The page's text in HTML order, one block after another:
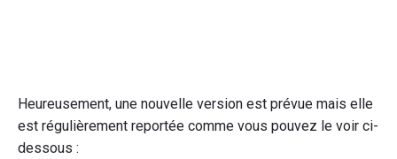
Heureusement, une nouvelle version est prévue mais elle
est régulièrement reportée comme vous pouvez le voir ci-
dessous :